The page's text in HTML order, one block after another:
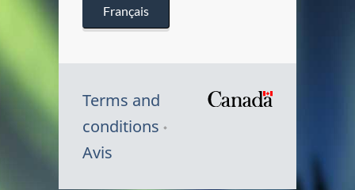
Français
Terms and
conditions
Avis